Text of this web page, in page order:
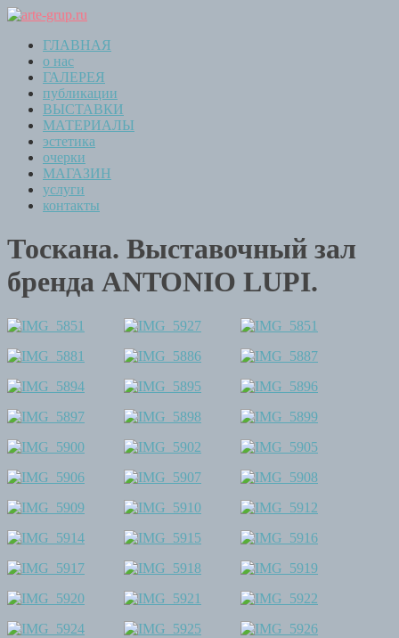
ГЛАВНАЯ
о нас
ГАЛЕРЕЯ
публикации
ВЫСТАВКИ
МАТЕРИАЛЫ
эстетика
очерки
МАГАЗИН
услуги
контакты
Тоскана. Выставочный зал
бренда ANTONIO LUPI.